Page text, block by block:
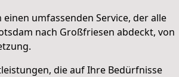
umfassenden Service, der alle
nach Großfriesen abdeckt, von
die auf Ihre Bedürfnisse